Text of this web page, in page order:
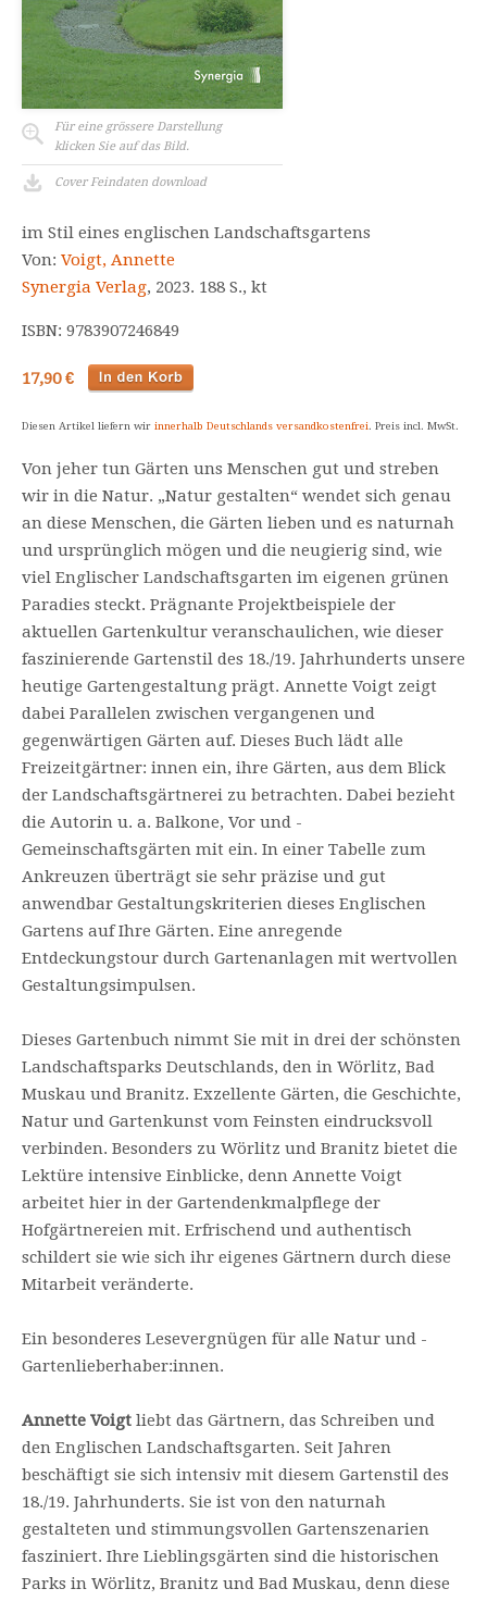
Für eine grössere Darstellung
klicken Sie auf das Bild.
Cover Feindaten download
im Stil eines englischen Landschaftsgartens
Von: Voigt, Annette
Synergia Verlag, 2023. 188 S., kt
ISBN: 9783907246849
17,90 €
Diesen Artikel liefern wir innerhalb Deutschlands versandkostenfrei. Preis incl. MwSt.
Von jeher tun Gärten uns Menschen gut und streben
wir in die Natur. „Natur gestalten“ wendet sich genau
an diese Menschen, die Gärten lieben und es naturnah
und ursprünglich mögen und die neugierig sind, wie
viel Englischer Landschaftsgarten im eigenen grünen
Paradies steckt. Prägnante Projektbeispiele der
aktuellen Gartenkultur veranschaulichen, wie dieser
faszinierende Gartenstil des 18./19. Jahrhunderts unsere
heutige Gartengestaltung prägt. Annette Voigt zeigt
dabei Parallelen zwischen vergangenen und
gegenwärtigen Gärten auf. Dieses Buch lädt alle
Freizeitgärtner: innen ein, ihre Gärten, aus dem Blick
der Landschaftsgärtnerei zu betrachten. Dabei bezieht
die Autorin u. a. Balkone, Vor und -
Gemeinschaftsgärten mit ein. In einer Tabelle zum
Ankreuzen überträgt sie sehr präzise und gut
anwendbar Gestaltungskriterien dieses Englischen
Gartens auf Ihre Gärten. Eine anregende
Entdeckungstour durch Gartenanlagen mit wertvollen
Gestaltungsimpulsen.
Dieses Gartenbuch nimmt Sie mit in drei der schönsten
Landschaftsparks Deutschlands, den in Wörlitz, Bad
Muskau und Branitz. Exzellente Gärten, die Geschichte,
Natur und Gartenkunst vom Feinsten eindrucksvoll
verbinden. Besonders zu Wörlitz und Branitz bietet die
Lektüre intensive Einblicke, denn Annette Voigt
arbeitet hier in der Gartendenkmalpflege der
Hofgärtnereien mit. Erfrischend und authentisch
schildert sie wie sich ihr eigenes Gärtnern durch diese
Mitarbeit veränderte.
Ein besonderes Lesevergnügen für alle Natur und -
Gartenlieberhaber:innen.
Annette Voigt liebt das Gärtnern, das Schreiben und
den Englischen Landschaftsgarten. Seit Jahren
beschäftigt sie sich intensiv mit diesem Gartenstil des
18./19. Jahrhunderts. Sie ist von den naturnah
gestalteten und stimmungsvollen Gartenszenarien
fasziniert. Ihre Lieblingsgärten sind die historischen
Parks in Wörlitz, Branitz und Bad Muskau, denn diese